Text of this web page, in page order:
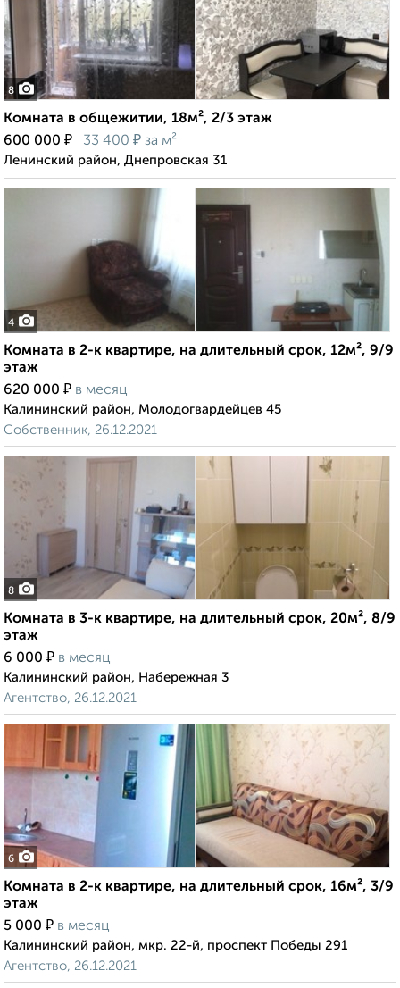
8
Комната в общежитии, 18м², 2/3 этаж
600 000 ₽ 33 400 ₽ за м²
Ленинский район, Днепровская 31
4
Комната в 2-к квартире, на длительный срок, 12м², 9/9
этаж
620 000 ₽ в месяц
Калининский район, Молодогвардейцев 45
Собственник, 26.12.2021
8
Комната в 3-к квартире, на длительный срок, 20м², 8/9
этаж
6 000 ₽ в месяц
Калининский район, Набережная 3
Агентство, 26.12.2021
6
Комната в 2-к квартире, на длительный срок, 16м², 3/9
этаж
5 000 ₽ в месяц
Калининский район, мкр. 22-й, проспект Победы 291
Агентство, 26.12.2021